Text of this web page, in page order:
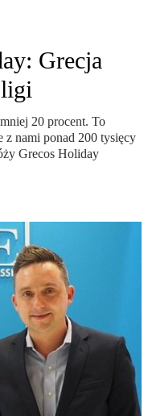
Grecja
20 procent. To
z nami ponad 200 tysięcy
Grecos Holiday